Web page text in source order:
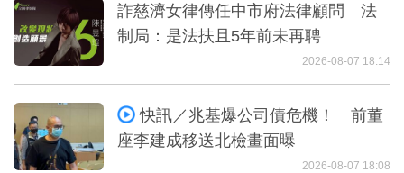
詐慈濟女律傳任中市府法律顧問 法
制局：是法扶且5年前未再聘
2026-08-07 18:14
快訊／兆基爆公司債危機！ 前董
座李建成移送北檢畫面曝
2026-08-07 18:08